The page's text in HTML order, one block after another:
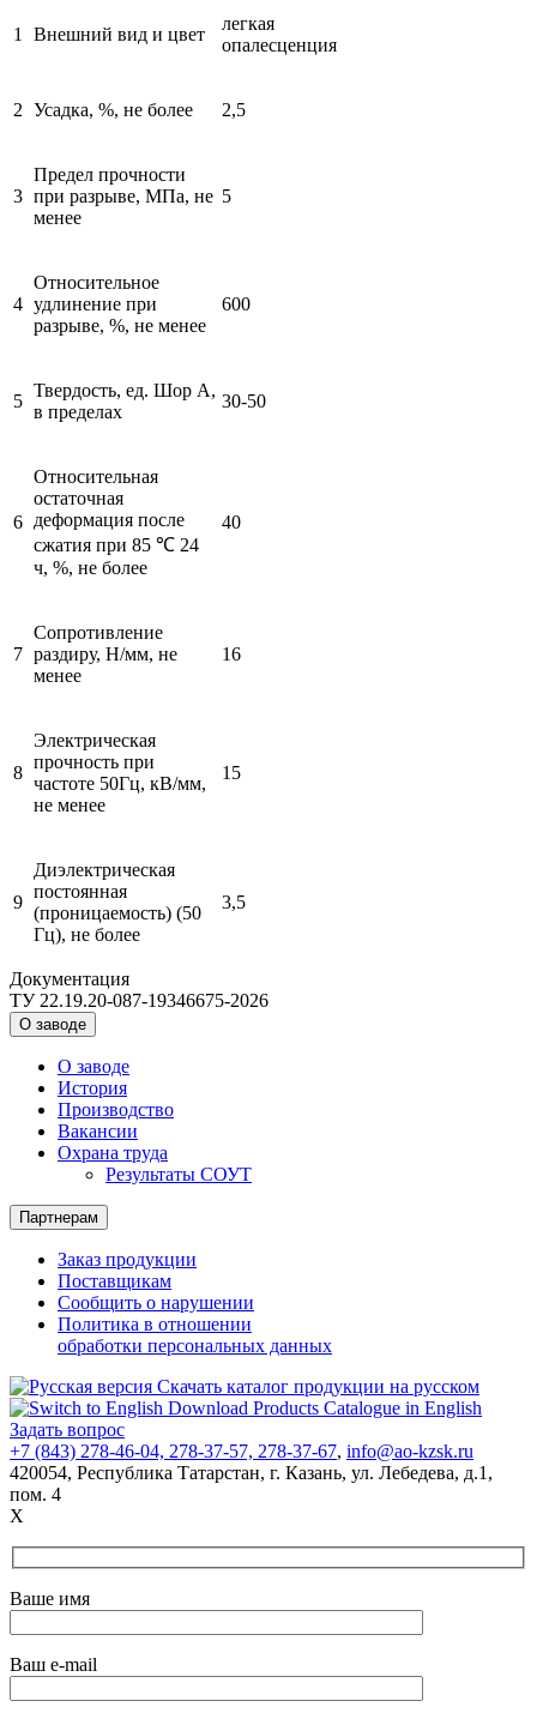
1 Внешний вид и цвет
легкая
опалесценция
2 Усадка, %, не более 2,5
3
Предел прочности
при разрыве, МПа, не
менее
5
4
Относительное
удлинение при
разрыве, %, не менее
600
5
Твердость, ед. Шор А,
в пределах
30-50
6
Относительная
остаточная
деформация после
сжатия при 85 ℃ 24
ч, %, не более
40
7
Сопротивление
раздиру, Н/мм, не
менее
16
8
Электрическая
прочность при
частоте 50Гц, кВ/мм,
не менее
15
9
Диэлектрическая
постоянная
(проницаемость) (50
Гц), не более
3,5
Документация
ТУ 22.19.20-087-19346675-2026
О заводе
О заводе
История
Производство
Вакансии
Охрана труда
Результаты СОУТ
Партнерам
Заказ продукции
Поставщикам
Сообщить о нарушении
Политика в отношении
обработки персональных данных
Скачать каталог продукции на русском
Download Products Catalogue in English
Задать вопрос
+7 (843) 278-46-04, 278-37-57, 278-37-67, info@ao-kzsk.ru
420054, Республика Татарстан, г. Казань, ул. Лебедева, д.1 ,
пом. 4
X
Ваше имя
Ваш e-mail